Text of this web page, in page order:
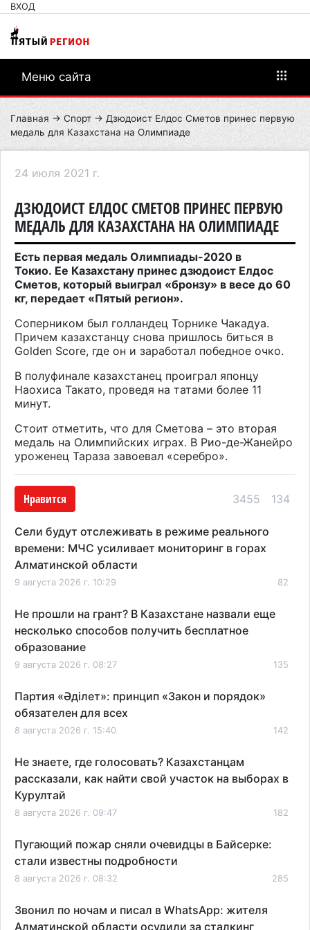
ВХОД
Меню сайта
Главная → Спорт → Дзюдоист Елдос Сметов принес первую
медаль для Казахстана на Олимпиаде
24 июля 2021 г.
ДЗЮДОИСТ ЕЛДОС СМЕТОВ ПРИНЕС ПЕРВУЮ
МЕДАЛЬ ДЛЯ КАЗАХСТАНА НА ОЛИМПИАДЕ
Есть первая медаль Олимпиады-2020 в
Токио. Ее Казахстану принес дзюдоист Елдос
Сметов, который выиграл «бронзу» в весе до 60
кг, передает «Пятый регион».
Соперником был голландец Торнике Чакадуа.
Причем казахстанцу снова пришлось биться в
Golden Score, где он и заработал победное очко.
В полуфинале казахстанец проиграл японцу
Наохиса Такато, проведя на татами более 11
минут.
Стоит отметить, что для Сметова – это вторая
медаль на Олимпийских играх. В Рио-де-Жанейро
уроженец Тараза завоевал «серебро».
Нравится 3455 134
Сели будут отслеживать в режиме реального
времени: МЧС усиливает мониторинг в горах
Алматинской области
9 августа 2026 г. 10:29 82
Не прошли на грант? В Казахстане назвали еще
несколько способов получить бесплатное
образование
9 августа 2026 г. 08:27 135
Партия «Әділет»: принцип «Закон и порядок»
обязателен для всех
8 августа 2026 г. 15:40 142
Не знаете, где голосовать? Казахстанцам
рассказали, как найти свой участок на выборах в
Курултай
8 августа 2026 г. 09:47 182
Пугающий пожар сняли очевидцы в Байсерке:
стали известны подробности
8 августа 2026 г. 08:32 285
Звонил по ночам и писал в WhatsApp: жителя
Алматинской области осудили за сталкинг